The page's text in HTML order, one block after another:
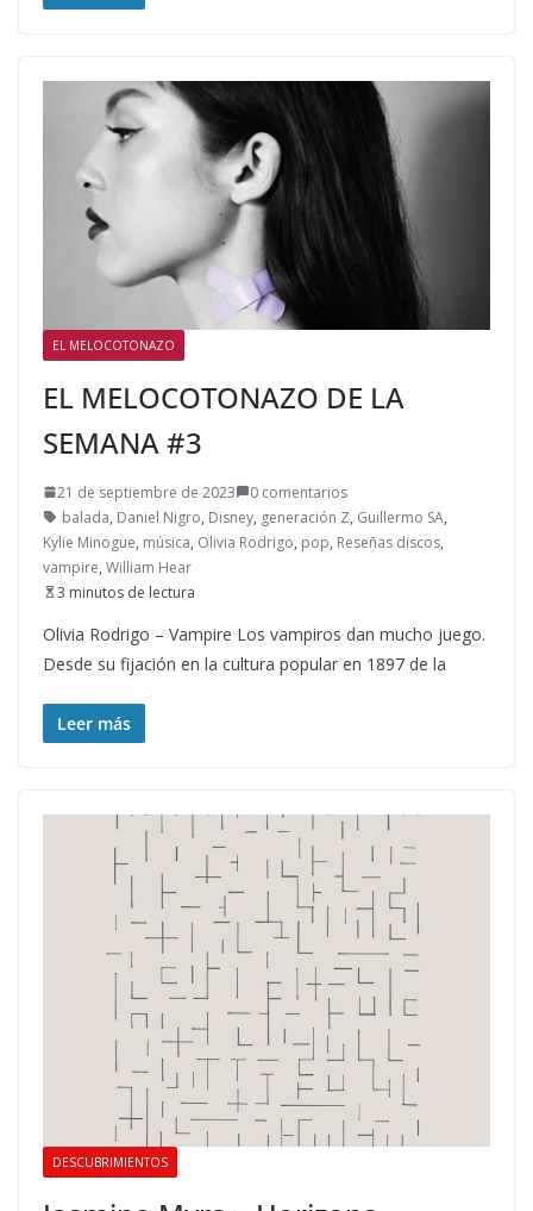
EL MELOCOTONAZO
EL MELOCOTONAZO DE LA
SEMANA #3
21 de septiembre de 2023
0 comentarios
balada, Daniel Nigro, Disney, generación Z, Guillermo SA,
Kylie Minogue, música, Olivia Rodrigo, pop, Reseñas discos,
vampire, William Hear
3 minutos de lectura
Olivia Rodrigo – Vampire Los vampiros dan mucho juego.
Desde su fijación en la cultura popular en 1897 de la
Leer más
DESCUBRIMIENTOS